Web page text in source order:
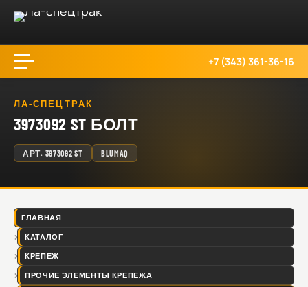
+7 (343) 361-36-16
ЛА-СПЕЦТРАК
3973092 ST БОЛТ
АРТ. 3973092 ST BLUMAQ
ГЛАВНАЯ
КАТАЛОГ
КРЕПЕЖ
ПРОЧИЕ ЭЛЕМЕНТЫ КРЕПЕЖА